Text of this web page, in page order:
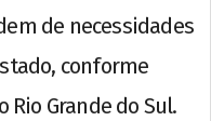
de necessidades
conforme
Grande do Sul.